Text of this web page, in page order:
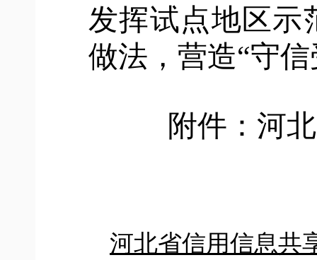
发挥试点地区示
做法，营造“守
附件：河北
河北省信用信息共